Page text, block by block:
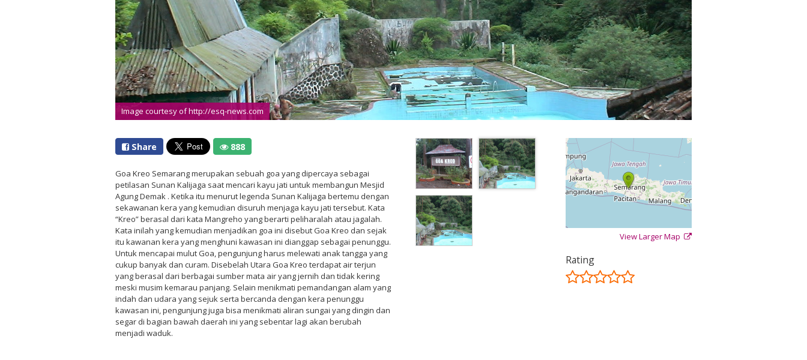
Image courtesy of http://esq-news.com
Share 888
Goa Kreo Semarang merupakan sebuah goa yang dipercaya sebagai
petilasan Sunan Kalijaga saat mencari kayu jati untuk membangun Mesjid
Agung Demak . Ketika itu menurut legenda Sunan Kalijaga bertemu dengan
sekawanan kera yang kemudian disuruh menjaga kayu jati tersebut. Kata
“Kreo” berasal dari kata Mangreho yang berarti peliharalah atau jagalah.
Kata inilah yang kemudian menjadikan goa ini disebut Goa Kreo dan sejak
itu kawanan kera yang menghuni kawasan ini dianggap sebagai penunggu.
Untuk mencapai mulut Goa, pengunjung harus melewati anak tangga yang
cukup banyak dan curam. Disebelah Utara Goa Kreo terdapat air terjun
yang berasal dari berbagai sumber mata air yang jernih dan tidak kering
meski musim kemarau panjang. Selain menikmati pemandangan alam yang
indah dan udara yang sejuk serta bercanda dengan kera penunggu
kawasan ini, pengunjung juga bisa menikmati aliran sungai yang dingin dan
segar di bagian bawah daerah ini yang sebentar lagi akan berubah
menjadi waduk.
View Larger Map
Rating